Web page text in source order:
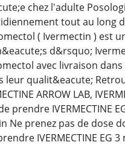
chez l'adulte
tout au long
( Ivermectin ) est
d&rsquo;
avec livraison
qualit&eacute;
ARROW LAB,
prendre
Ne prenez pas de dose
IVERMECTINE